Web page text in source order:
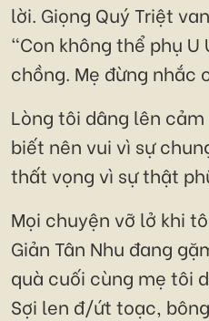
lời. Giọng Quý Triệt
"Con không thể phụ U
chồng. Mẹ đừng nhắc
Lòng tôi dâng lên
biết nên vui vì sự
thất vọng vì sự thật
Mọi chuyện vỡ lở khi
Giản Tân Nhu đang
quà cuối cùng mẹ tôi
Sợi len đ/ứt toạc,